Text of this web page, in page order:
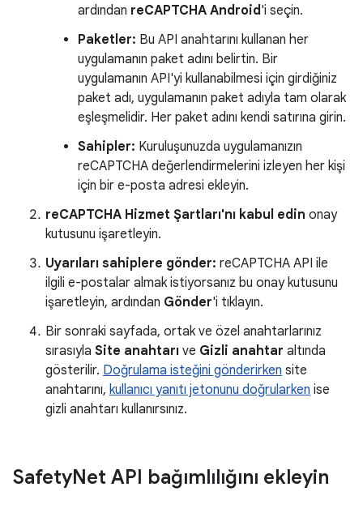
ardından reCAPTCHA Android'i seçin.
Paketler: Bu API anahtarını kullanan her
uygulamanın paket adını belirtin. Bir
uygulamanın API'yi kullanabilmesi için girdiğiniz
paket adı, uygulamanın paket adıyla tam olarak
eşleşmelidir. Her paket adını kendi satırına girin.
Sahipler: Kuruluşunuzda uygulamanızın
reCAPTCHA değerlendirmelerini izleyen her kişi
için bir e-posta adresi ekleyin.
reCAPTCHA Hizmet Şartları'nı kabul edin onay
kutusunu işaretleyin.
Uyarıları sahiplere gönder: reCAPTCHA API ile
ilgili e-postalar almak istiyorsanız bu onay kutusunu
işaretleyin, ardından Gönder'i tıklayın.
Bir sonraki sayfada, ortak ve özel anahtarlarınız
sırasıyla Site anahtarı ve Gizli anahtar altında
gösterilir. Doğrulama isteğini gönderirken site
anahtarını, kullanıcı yanıtı jetonunu doğrularken ise
gizli anahtarı kullanırsınız.
SafetyNet API bağımlılığını ekleyin